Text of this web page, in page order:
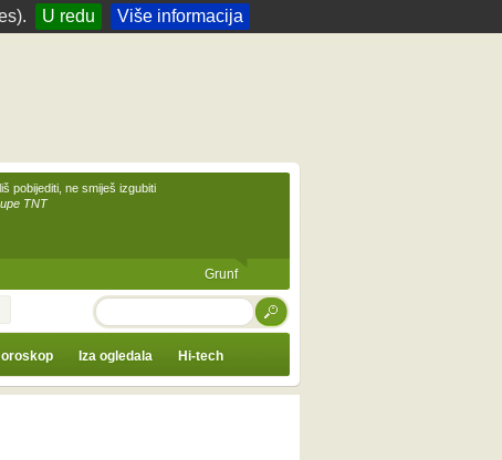
U redu Više informacija
pobijediti, ne smiješ izgubiti
TNT
Grunf
TRAŽI
Iza ogledala Hi-tech